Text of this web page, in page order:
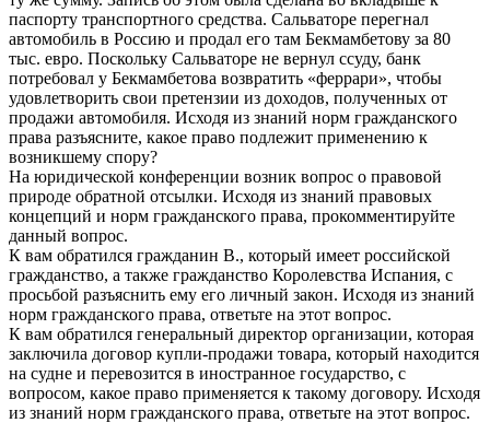
паспорту транспортного средства. Сальваторе перегнал
автомобиль в Россию и продал его там Бекмамбетову за 80
тыс. евро. Поскольку Сальваторе не вернул ссуду, банк
потребовал у Бекмамбетова возвратить «феррари», чтобы
удовлетворить свои претензии из доходов, полученных от
продажи автомобиля. Исходя из знаний норм гражданского
права разъясните, какое право подлежит применению к
возникшему спору?
На юридической конференции возник вопрос о правовой
природе обратной отсылки. Исходя из знаний правовых
концепций и норм гражданского права, прокомментируйте
данный вопрос.
К вам обратился гражданин В., который имеет российской
гражданство, а также гражданство Королевства Испания, с
просьбой разъяснить ему его личный закон. Исходя из знаний
норм гражданского права, ответьте на этот вопрос.
К вам обратился генеральный директор организации, которая
заключила договор купли-продажи товара, который находится
на судне и перевозится в иностранное государство, с
вопросом, какое право применяется к такому договору. Исходя
из знаний норм гражданского права, ответьте на этот вопрос.